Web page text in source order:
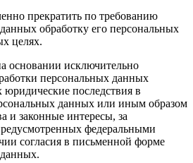
прекратить по требованию
обработку его персональных
целях.
основании исключительно
персональных данных
последствия в
данных или иным образом
и законные интересы, за
федеральными
согласия в письменной форме